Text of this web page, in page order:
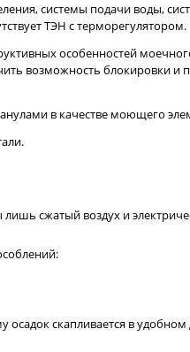
системы подачи воды,
ТЭН с терморегулятором.
особенностей
возможность блокировки
в качестве моющего
сжатый воздух и
осадок скапливается в